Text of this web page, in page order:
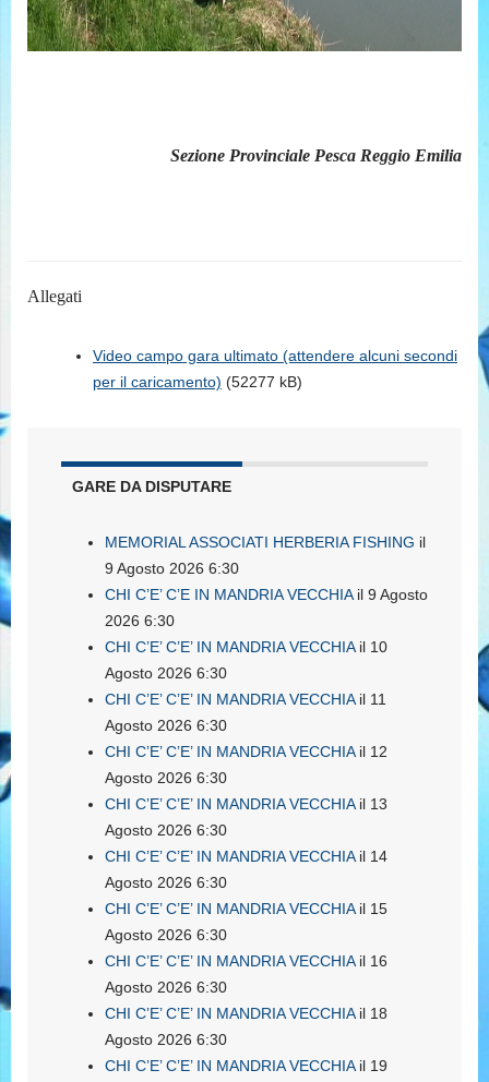
Sezione Provinciale Pesca Reggio Emilia
Allegati
Video campo gara ultimato (attendere alcuni secondi
per il caricamento) (52277 kB)
GARE DA DISPUTARE
MEMORIAL ASSOCIATI HERBERIA FISHING il
9 Agosto 2026 6:30
CHI C’E’ C’E IN MANDRIA VECCHIAil 9 Agosto
2026 6:30
CHI C’E’ C’E’ IN MANDRIA VECCHIAil 10
Agosto 2026 6:30
CHI C’E’ C’E’ IN MANDRIA VECCHIAil 11
Agosto 2026 6:30
CHI C’E’ C’E’ IN MANDRIA VECCHIAil 12
Agosto 2026 6:30
CHI C’E’ C’E’ IN MANDRIA VECCHIAil 13
Agosto 2026 6:30
CHI C’E’ C’E’ IN MANDRIA VECCHIAil 14
Agosto 2026 6:30
CHI C’E’ C’E’ IN MANDRIA VECCHIAil 15
Agosto 2026 6:30
CHI C’E’ C’E’ IN MANDRIA VECCHIAil 16
Agosto 2026 6:30
CHI C’E’ C’E’ IN MANDRIA VECCHIAil 18
Agosto 2026 6:30
CHI C’E’ C’E’ IN MANDRIA VECCHIAil 19